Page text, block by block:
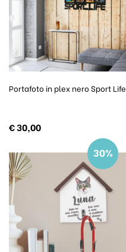
Portafoto in plex nero Sport Life
€30,00
30%